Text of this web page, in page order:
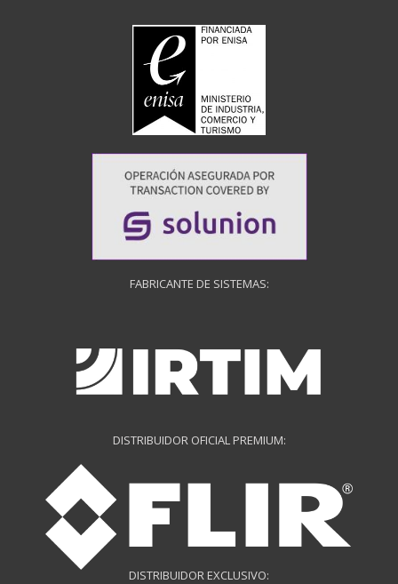
FABRICANTE DE SISTEMAS:
DISTRIBUIDOR OFICIAL PREMIUM:
DISTRIBUIDOR EXCLUSIVO: